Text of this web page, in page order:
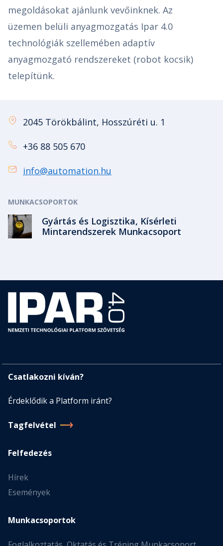
megoldásokat ajánlunk vevőinknek. Az
üzemen belüli anyagmozgatás Ipar 4.0
technológiák szellemében adaptív
anyagmozgató rendszereket (robot kocsik)
telepítünk.
2045 Törökbálint, Hosszúréti u. 1
+36 88 505 670
info@automation.hu
MUNKACSOPORTOK
Gyártás és Logisztika, Kísérleti
Mintarendszerek Munkacsoport
Csatlakozni kíván?
Érdeklődik a Platform iránt?
Tagfelvétel
Felfedezés
Hírek
Események
Munkacsoportok